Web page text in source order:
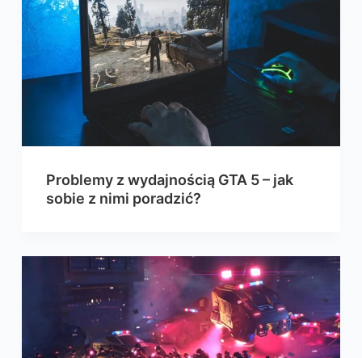
Problemy z wydajnością GTA 5 – jak
sobie z nimi poradzić?